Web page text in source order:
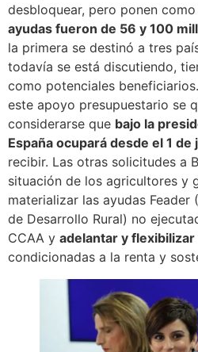
desbloquear, pero ponen
ayudas fueron de 56 y 100
la primera se destinó a tres
todavía se está discutiendo,
como potenciales
este apoyo presupuestario se
considerarse que bajo la
España ocupará desde el 1
recibir. Las otras solicitudes a
situación de los agricultores y
materializar las ayudas Feader
de Desarrollo Rural) no
CCAA y adelantar y
condicionadas a la renta y